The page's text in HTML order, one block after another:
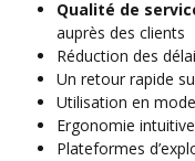
Qualité de
auprès des clients
Réduction des
Un retour rapide
Utilisation en
Ergonomie
Plateformes